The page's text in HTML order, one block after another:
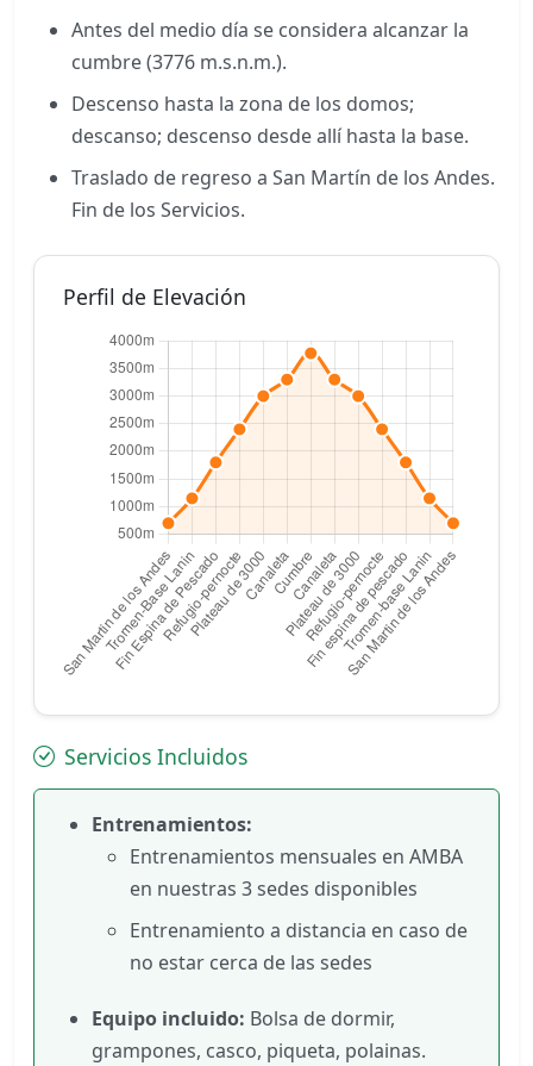
Antes del medio día se considera alcanzar la
cumbre (3776 m.s.n.m.).
Descenso hasta la zona de los domos;
descanso; descenso desde allí hasta la base.
Traslado de regreso a San Martín de los Andes.
Fin de los Servicios.
Perfil de Elevación
Servicios Incluidos
Entrenamientos:
Entrenamientos mensuales en AMBA
en nuestras 3 sedes disponibles
Entrenamiento a distancia en caso de
no estar cerca de las sedes
Equipo incluido: Bolsa de dormir,
grampones, casco, piqueta, polainas.